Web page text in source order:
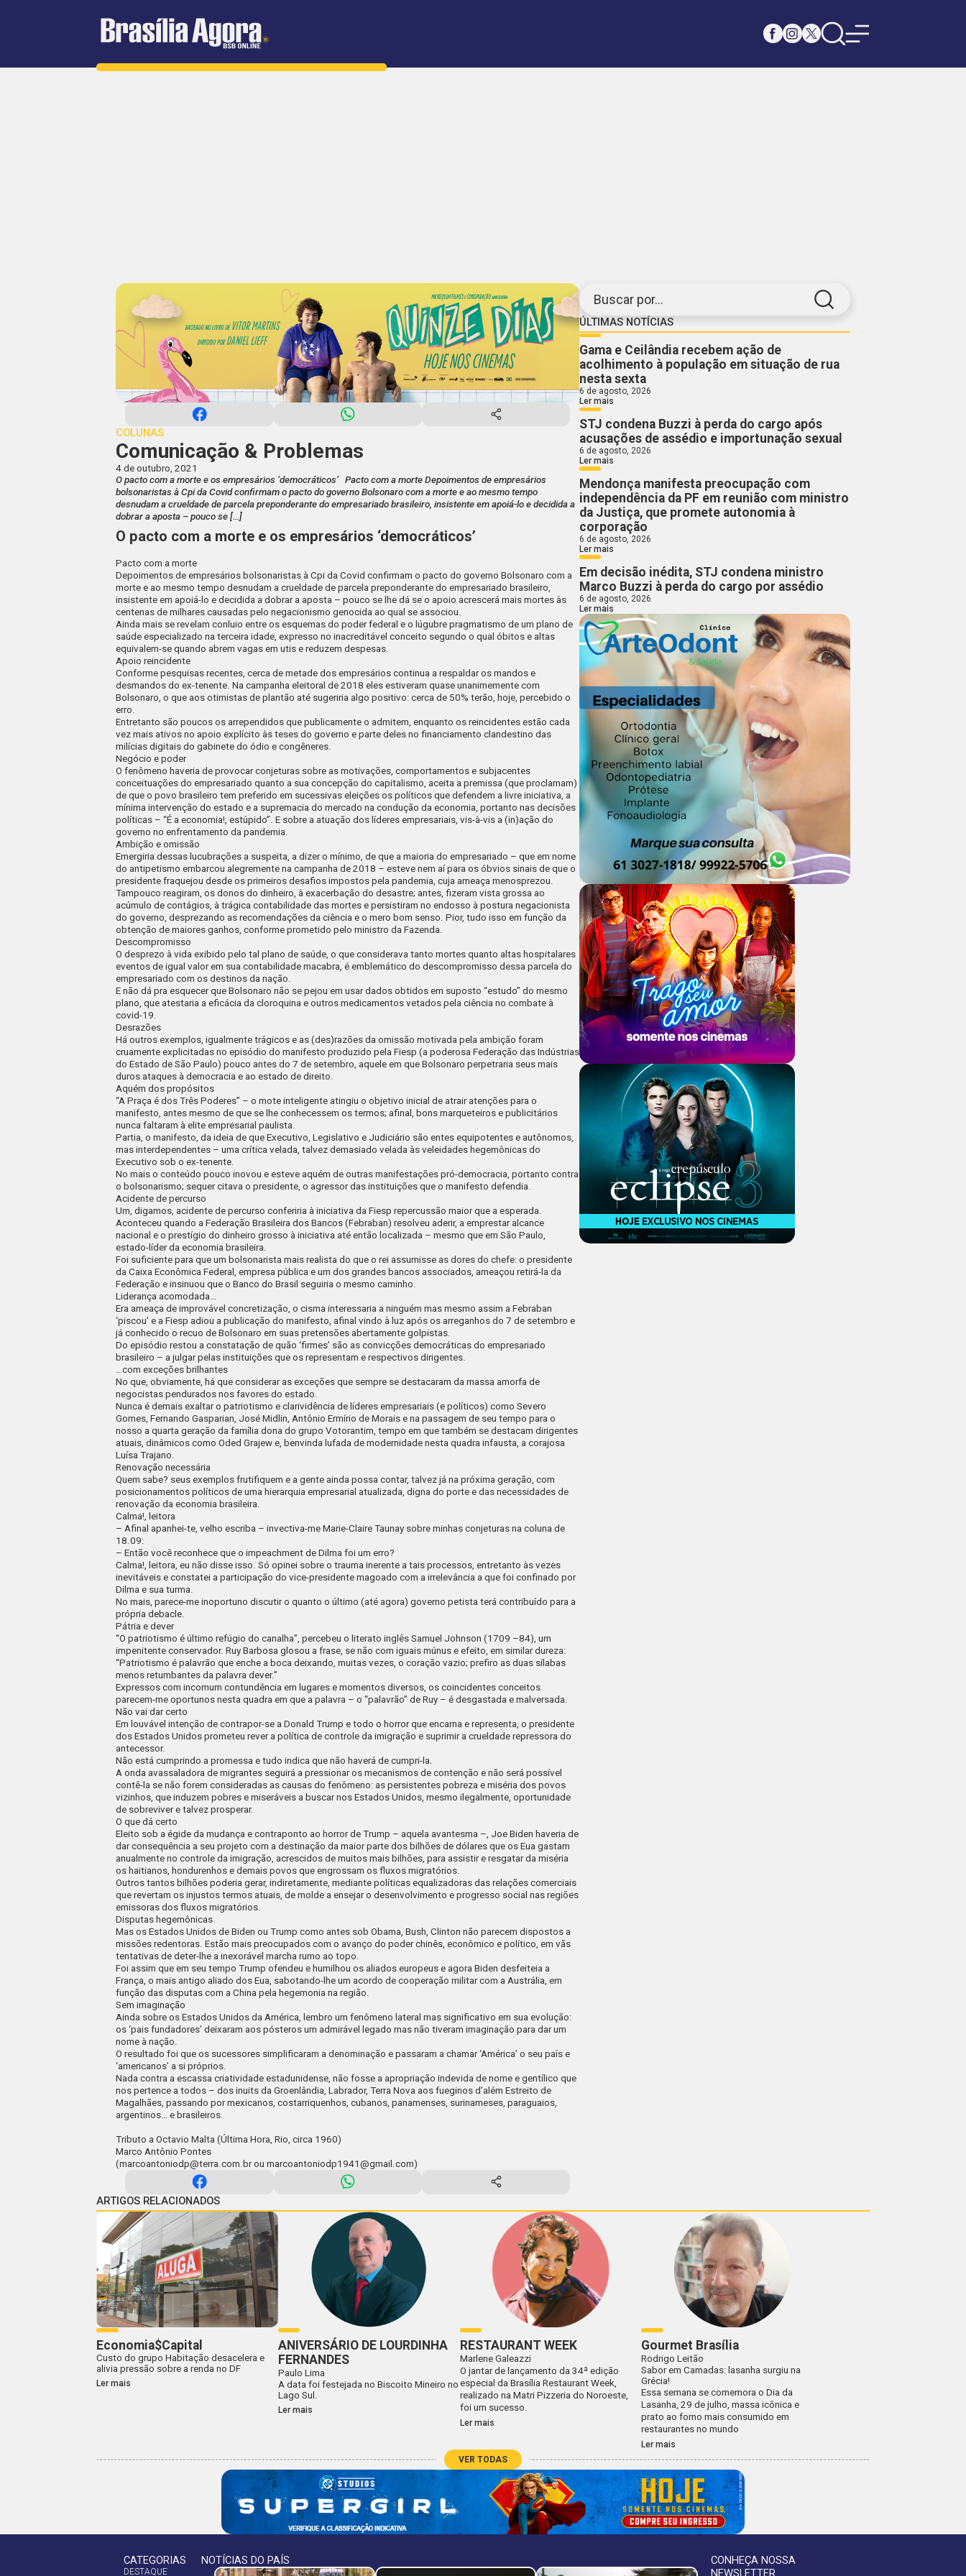
Buscar por...
ÚLTIMAS NOTÍCIAS
Gama e Ceilândia recebem ação de
acolhimento à população em situação de rua
nesta sexta
6 de agosto, 2026
Ler mais
STJ condena Buzzi à perda do cargo após
acusações de assédio e importunação sexual
6 de agosto, 2026
Ler mais
Mendonça manifesta preocupação com
independência da PF em reunião com ministro
da Justiça, que promete autonomia à
corporação
6 de agosto, 2026
Ler mais
Em decisão inédita, STJ condena ministro
Marco Buzzi à perda do cargo por assédio
6 de agosto, 2026
Ler mais
COLUNAS
Comunicação & Problemas
4 de outubro, 2021
O pacto com a morte e os empresários ‘democráticos’ Pacto com a morte Depoimentos de empresários
bolsonaristas à Cpi da Covid confirmam o pacto do governo Bolsonaro com a morte e ao mesmo tempo
desnudam a crueldade de parcela preponderante do empresariado brasileiro, insistente em apoiá-lo e decidida a
dobrar a aposta – pouco se […]
O pacto com a morte e os empresários ‘democráticos’
Pacto com a morte
Depoimentos de empresários bolsonaristas àCpi daCovid confirmam o pacto do governo Bolsonaro com a
morte e ao mesmo tempo desnudam a crueldade de parcela preponderante do empresariado brasileiro,
insistente em apoiá-lo e decidida a dobrar a aposta – pouco se lhe dá se o apoio acrescerá mais mortes às
centenas de milhares causadas pelo negacionismo genocida ao qual se associou.
Ainda mais se revelam conluio entre os esquemas do poder federal e o lúgubre pragmatismo de um plano de
saúde especializado na terceira idade, expresso no inacreditável conceito segundo o qual óbitos e altas
equivalem-se quando abrem vagas emutis e reduzem despesas.
Apoio reincidente
Conforme pesquisas recentes, cerca de metade dos empresários continua a respaldar os mandos e
desmandos do ex-tenente. Na campanha eleitoral de 2018 eles estiveram quase unanimemente com
Bolsonaro, o que aos otimistas de plantão até sugeriria algo positivo: cerca de 50% terão, hoje, percebido o
erro.
Entretanto são poucos os arrependidos que publicamente o admitem, enquanto os reincidentes estão cada
vez mais ativos no apoio explícito às teses do governo e parte deles no financiamento clandestino das
milícias digitais do gabinete do ódio e congêneres.
Negócio e poder
O fenômeno haveria de provocar conjeturas sobre as motivações, comportamentos e subjacentes
conceituações do empresariado quanto a sua concepção do capitalismo, aceita a premissa (que proclamam)
de que o povo brasileiro tem preferido em sucessivas eleições os políticos que defendem a livre iniciativa, a
mínima intervenção do estado e a supremacia do mercado na condução da economia, portanto nas decisões
políticas –“É a economia!, estúpido”. E sobre a atuação dos líderes empresariais, vis-à-vis a (in)ação do
governo no enfrentamento da pandemia.
Ambição e omissão
Emergiria dessas lucubrações a suspeita, a dizer o mínimo, de que a maioria do empresariado – que em nome
do antipetismo embarcou alegremente na campanha de 2018 – esteve nem aí para os óbvios sinais de que o
presidente fraquejou desde os primeiros desafios impostos pela pandemia, cuja ameaça menosprezou.
Tampouco reagiram, os donos do dinheiro, à exacerbação do desastre; antes, fizeram vista grossa ao
acúmulo de contágios, à trágica contabilidade das mortes e persistiram no endosso à postura negacionista
do governo, desprezando as recomendações da ciência e o mero bom senso. Pior, tudo isso em função da
obtenção de maiores ganhos, conforme prometido pelo ministro da Fazenda.
Descompromisso
O desprezo à vida exibido pelo tal plano de saúde, o que considerava tanto mortes quanto altas hospitalares
eventos de igual valor em sua contabilidade macabra, é emblemático do descompromisso dessa parcela do
empresariado com os destinos da nação.
E não dá pra esquecer que Bolsonaro não se pejou em usar dados obtidos em suposto“estudo” do mesmo
plano, que atestaria a eficácia da cloroquina e outros medicamentos vetados pela ciência no combate à
covid-19.
Desrazões
Há outros exemplos, igualmente trágicos e as (des)razões da omissão motivada pela ambição foram
cruamente explicitadas no episódio do manifesto produzido pelaFiesp (a poderosa Federação das Indústrias
do Estado de São Paulo) pouco antes do 7 de setembro, aquele em que Bolsonaro perpetraria seus mais
duros ataques à democracia e ao estado de direito.
Aquém dos propósitos
“A Praça é dos Três Poderes” – o mote inteligente atingiu o objetivo inicial de atrair atenções para o
manifesto, antes mesmo de que se lhe conhecessem os termos; afinal, bons marqueteiros e publicitários
nunca faltaram à elite empresarial paulista.
Partia, o manifesto, da ideia de que Executivo, Legislativo e Judiciário são entes equipotentes e autônomos,
mas interdependentes – uma crítica velada, talvez demasiado velada às veleidades hegemônicas do
Executivo sob o ex-tenente.
No mais o conteúdo pouco inovou e esteve aquém de outras manifestações pró-democracia, portanto contra
o bolsonarismo; sequer citava o presidente, o agressor das instituições que o manifesto defendia.
Acidente de percurso
Um, digamos, acidente de percurso conferiria à iniciativa daFiesp repercussão maior que a esperada.
Aconteceu quando a Federação Brasileira dos Bancos (Febraban) resolveu aderir, a emprestar alcance
nacional e o prestígio do dinheiro grosso à iniciativa até então localizada – mesmo que em São Paulo,
estado-líder da economia brasileira.
Foi suficiente para que um bolsonarista mais realista do que o rei assumisse as dores do chefe: o presidente
da Caixa Econômica Federal, empresa pública e um dos grandes bancos associados, ameaçou retirá-la da
Federação e insinuou que o Banco do Brasil seguiria o mesmo caminho.
Liderança acomodada…
Era ameaça de improvável concretização, o cisma interessaria a ninguém mas mesmo assim aFebraban
‘piscou’ e aFiesp adiou a publicação do manifesto, afinal vindo à luz após os arreganhos do 7 de setembro e
já conhecido o recuo de Bolsonaro em suas pretensões abertamente golpistas.
Do episódio restou a constatação de quão ‘firmes’ são as convicções democráticas do empresariado
brasileiro – a julgar pelas instituições que os representam e respectivos dirigentes.
…com exceções brilhantes
No que, obviamente, há que considerar as exceções que sempre se destacaram da massa amorfa de
negocistas pendurados nos favores do estado.
Nunca é demais exaltar o patriotismo e clarividência de líderes empresariais (e políticos) como Severo
Gomes, Fernando Gasparian, José Midlin, Antônio Ermírio de Morais e na passagem de seu tempo para o
nosso a quarta geração da família dona do grupo Votorantim, tempo em que também se destacam dirigentes
atuais, dinâmicos como Oded Grajew e, benvinda lufada de modernidade nesta quadra infausta, a corajosa
Luísa Trajano.
Renovação necessária
Quem sabe? seus exemplos frutifiquem e a gente ainda possa contar, talvez já na próxima geração, com
posicionamentos políticos de uma hierarquia empresarial atualizada, digna do porte e das necessidades de
renovação da economia brasileira.
Calma!, leitora
– Afinal apanhei-te, velho escriba – invectiva-me Marie-Claire Taunay sobre minhas conjeturas na coluna de
18.09:
–Então você reconhece que o impeachmentde Dilma foi um erro?
Calma!, leitora, eu não disse isso. Só opinei sobre o trauma inerente a tais processos, entretanto às vezes
inevitáveis e constatei a participação do vice-presidente magoado com a irrelevância a que foi confinado por
Dilma e sua turma.
No mais, parece-me inoportuno discutir o quanto o último (até agora) governo petista terá contribuído para a
própriadebacle.
Pátria e dever
“O patriotismo é último refúgio do canalha”, percebeu o literato inglês Samuel Johnson (1709 –84), um
impenitente conservador. Ruy Barbosa glosou a frase, se não com iguais múnus e efeito, em similar dureza:
“Patriotismo é palavrão que enche a boca deixando, muitas vezes, o coração vazio; prefiro as duas sílabas
menos retumbantes da palavra dever.”
Expressos com incomum contundência em lugares e momentos diversos, os coincidentes conceitos
parecem-me oportunos nesta quadra em que a palavra – o “palavrão” de Ruy – é desgastada e malversada.
Não vai dar certo
Em louvável intenção de contrapor-se a Donald Trump e todo o horror que encarna e representa, o presidente
dos Estados Unidos prometeu rever a política de controle da imigração e suprimir a crueldade repressora do
antecessor.
Não está cumprindo a promessa e tudo indica que não haverá de cumpri-la.
A onda avassaladora de migrantes seguirá a pressionar os mecanismos de contenção e não será possível
contê-la se não forem consideradas as causas do fenômeno: as persistentes pobreza e miséria dos povos
vizinhos, que induzem pobres e miseráveis a buscar nos Estados Unidos, mesmo ilegalmente, oportunidade
de sobreviver e talvez prosperar.
O que dá certo
Eleito sob a égide da mudança e contraponto ao horror de Trump – aquela avantesma –, Joe Biden haveria de
dar consequência a seu projeto com a destinação da maior parte dos bilhões de dólares que osEua gastam
anualmente no controle da imigração, acrescidos de muitos mais bilhões, para assistir e resgatar da miséria
os haitianos, hondurenhos e demais povos que engrossam os fluxos migratórios.
Outros tantos bilhões poderia gerar, indiretamente, mediante políticas equalizadoras das relações comerciais
que revertam os injustos termos atuais, de molde a ensejar o desenvolvimento e progresso social nas regiões
emissoras dos fluxos migratórios.
Disputas hegemônicas
Mas os Estados Unidos de Biden ou Trump como antes sob Obama, Bush, Clinton não parecem dispostos a
missões redentoras. Estão mais preocupados com o avanço do poder chinês, econômico e político, em vãs
tentativas de deter-lhe a inexorável marcha rumo ao topo.
Foi assim que em seu tempo Trump ofendeu e humilhou os aliados europeus e agora Biden desfeiteia a
França, o mais antigo aliado dosEua, sabotando-lhe um acordo de cooperação militar com a Austrália, em
função das disputas com a China pela hegemonia na região.
Sem imaginação
Ainda sobre os Estados Unidos da América, lembro um fenômeno lateral mas significativo em sua evolução:
os ‘pais fundadores’ deixaram aos pósteros um admirável legado mas não tiveram imaginação para dar um
nome à nação.
O resultado foi que os sucessores simplificaram a denominação e passaram a chamar ‘América’ o seu país e
‘americanos’ a si próprios.
Nada contra a escassa criatividade estadunidense, não fosse a apropriação indevida de nome e gentílico que
nos pertence a todos – dosinuits da Groenlândia, Labrador, Terra Nova aosfueginos d’além Estreito de
Magalhães, passando por mexicanos, costarriquenhos, cubanos, panamenses, surinameses, paraguaios,
argentinos… e brasileiros.
Tributo a Octavio Malta (Última Hora, Rio, circa 1960)
Marco Antônio Pontes
(marcoantoniodp@terra.com.broumarcoantoniodp1941@gmail.com)
ARTIGOS RELACIONADOS
Economia$Capital
Custo do grupo Habitação desacelera e
alivia pressão sobre a renda no DF
Ler mais
ANIVERSÁRIO DE LOURDINHA
FERNANDES
Paulo Lima
A data foi festejada no Biscoito Mineiro no
Lago Sul.
Ler mais
RESTAURANT WEEK
Marlene Galeazzi
O jantar de lançamento da 34ª edição
especial da Brasília Restaurant Week,
realizado na Matri Pizzeria do Noroeste,
foi um sucesso.
Ler mais
Gourmet Brasília
Rodrigo Leitão
Sabor em Camadas: lasanha surgiu na
Grécia!
Essa semana se comemora o Dia da
Lasanha, 29 de julho, massa icônica e
prato ao forno mais consumido em
restaurantes no mundo
Ler mais
VER TODAS
CATEGORIAS
DESTAQUE
NOTÍCIAS DO PAÍS
CONHEÇA NOSSA
NEWSLETTER